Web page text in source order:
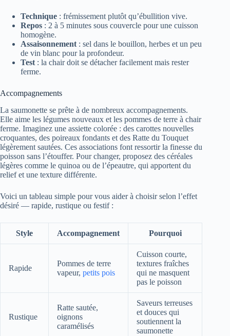
Technique : frémissement plutôt qu’ébullition vive.
Repos : 2 à 5 minutes sous couvercle pour une cuisson
homogène.
Assaisonnement: sel dans le bouillon, herbes et un peu
de vin blanc pour la profondeur.
Test: la chair doit se détacher facilement mais rester
ferme.
Accompagnements
La saumonette se prête à de nombreux accompagnements.
Elle aime les légumes nouveaux et les pommes de terre à chair
ferme. Imaginez une assiette colorée : des carottes nouvelles
croquantes, des poireaux fondants et des Ratte du Touquet
légèrement sautées. Ces associations font ressortir la finesse du
poisson sans l’étouffer. Pour changer, proposez des céréales
légères comme le quinoa ou de l’épeautre, qui apportent du
relief et une texture différente.
Voici un tableau simple pour vous aider à choisir selon l’effet
désiré — rapide, rustique ou festif :
Style Accompagnement Pourquoi
Rapide
Pommes de terre
vapeur, petits pois
Cuisson courte,
textures fraîches
qui ne masquent
pas le poisson
Rustique
Ratte sautée,
oignons
caramélisés
Saveurs terreuses
et douces qui
soutiennent la
saumonette